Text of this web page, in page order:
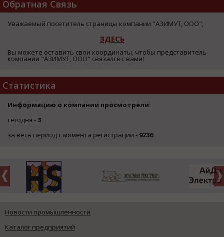
Обратная Связь
Уважаемый посетитель страницы компании "АЗИМУТ, ООО",
ЗДЕСЬ
Вы можете оставить свои координаты, чтобы представитель
компании "АЗИМУТ, ООО" связался с вами!
Статистика
Информацию о компании просмотрели:
сегодня -3
за весь период с момента регистрации - 9236
Новости промышленности
Каталог предприятий